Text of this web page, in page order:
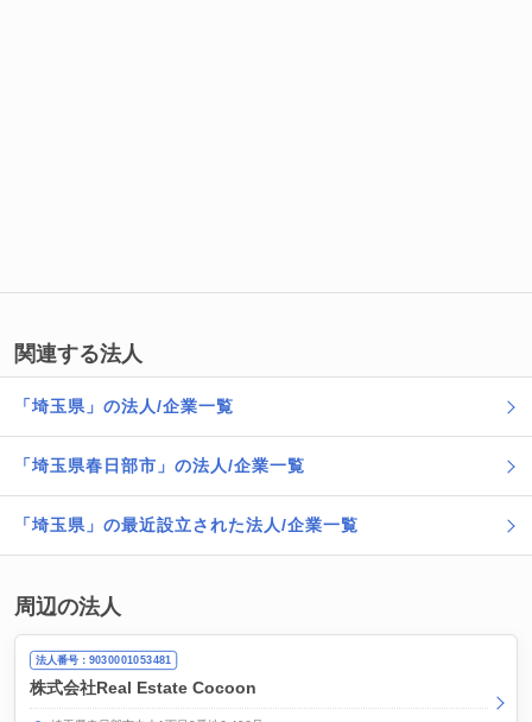
関連する法人
「埼玉県」の法人/企業一覧
「埼玉県春日部市」の法人/企業一覧
「埼玉県」の最近設立された法人/企業一覧
周辺の法人
法人番号：9030001053481
株式会社Real Estate Cocoon